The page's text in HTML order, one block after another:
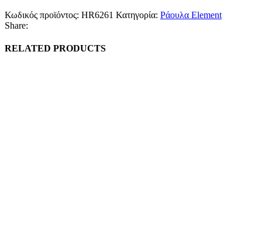
Κωδικός προϊόντος: HR6261 Κατηγορία: Ράουλα Element
Share:
RELATED PRODUCTS